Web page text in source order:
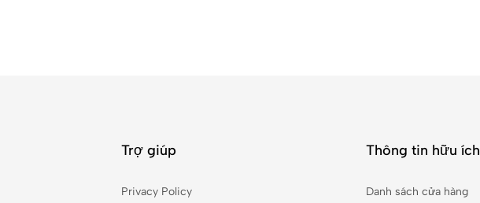
Trợ giúp
Privacy Policy
Thông tin hữu ích
Danh sách cửa hàng